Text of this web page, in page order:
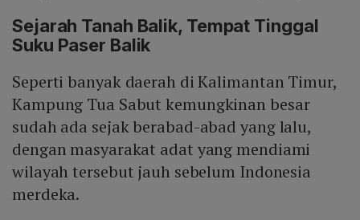
Sejarah Tanah Balik, Tempat Tinggal
Suku Paser Balik
Seperti banyak daerah di Kalimantan Timur,
Kampung Tua Sabut kemungkinan besar
sudah ada sejak berabad-abad yang lalu,
dengan masyarakat adat yang mendiami
wilayah tersebut jauh sebelum Indonesia
merdeka.